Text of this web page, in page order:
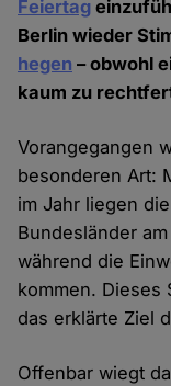
Feiertag
Berlin wieder
hegen – obwohl
kaum zu
Vorangegangen
besonderen Art:
im Jahr liegen
Bundesländer
während die
kommen.
das erklärte Ziel
Offenbar wiegt